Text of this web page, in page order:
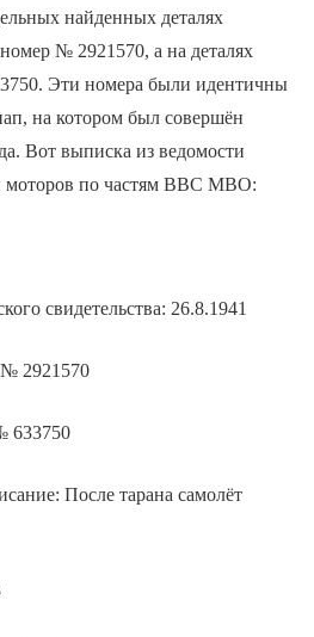
найденных деталях
№ 2921570, а на деталях
Эти номера были идентичны
на котором был совершён
Вот выписка из ведомости
моторов по частям ВВС МВО:
свидетельства: 26.8.1941
2921570
633750
После тарана самолёт